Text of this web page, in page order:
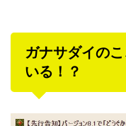
ガナサダイの
いる！？